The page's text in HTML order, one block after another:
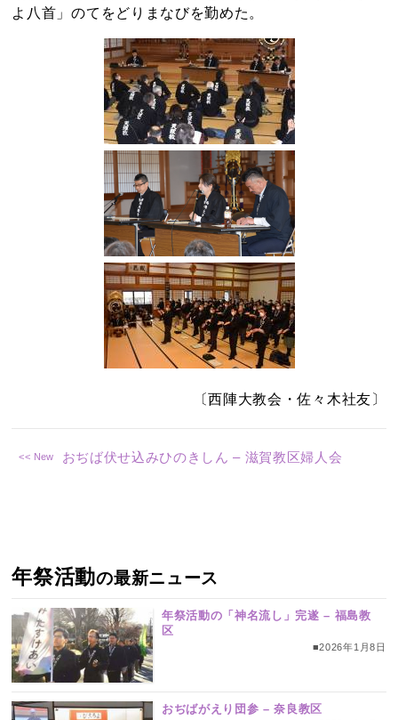
よ八首」のてをどりまなびを勤めた。
〔西陣大教会・佐々木社友〕
おぢば伏せ込みひのきしん – 滋賀教区婦人会
年祭活動の最新ニュース
年祭活動の「神名流し」完遂 – 福島教
区
■2026年1月8日
おぢばがえり団参 – 奈良教区